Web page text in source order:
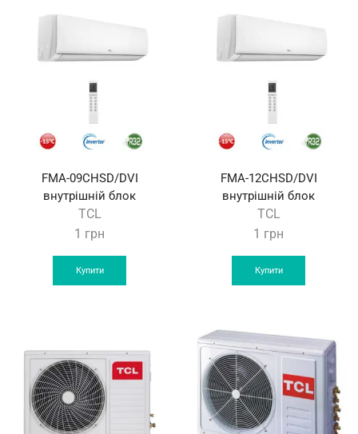
FMA-09CHSD/DVI
внутрішній блок
TCL
1 грн
Купити
FMA-12CHSD/DVI
внутрішній блок
TCL
1 грн
Купити